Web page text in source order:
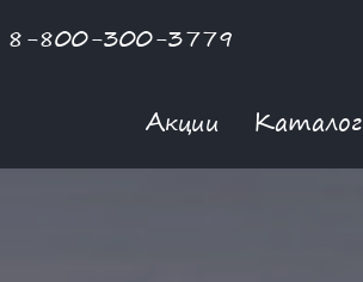
8-800-300-3779
Акции Каталог